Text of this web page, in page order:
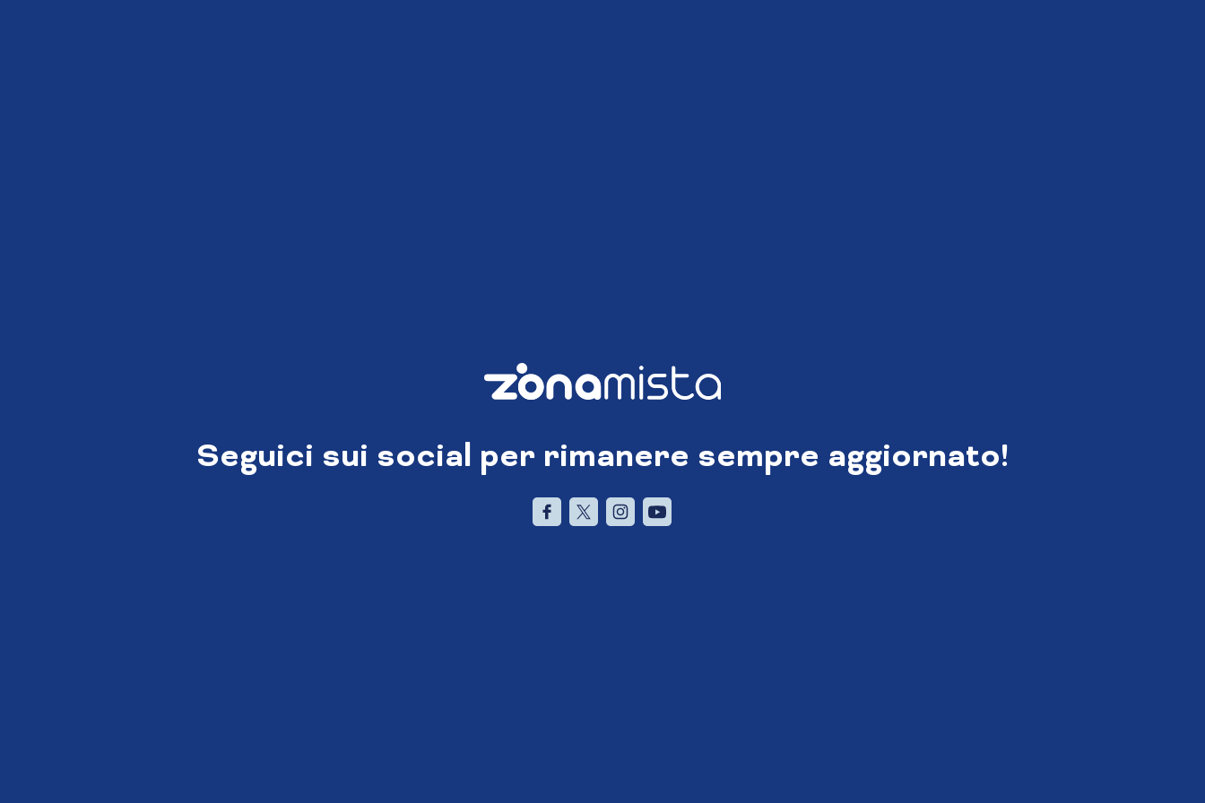
Seguici sui social per rimanere sempre aggiornato!